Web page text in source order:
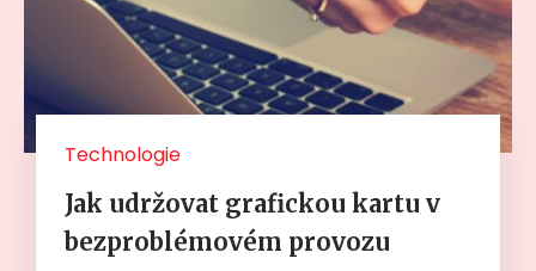
Technologie
Jak udržovat grafickou kartu v
bezproblémovém provozu